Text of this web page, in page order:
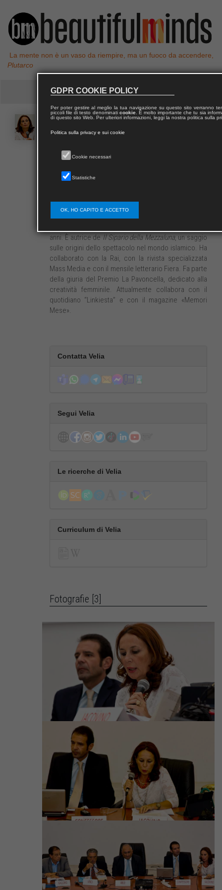
La mente non è un vaso da riempire, ma un fuoco da accendere,
Plutarco
VeliaIACOVINO
Giornalista professionista, è stata condirettore
per 26 anni in vari settori: prima al servizio Esteri, poi
e Cronache. Dal 2009 al 2011 vicedirettore. È
appassionata di Medioriente, dove è stata molte volte
anni. È autrice deIl Sipario della Mezzaluna, un saggio
sulle origini dello spettacolo nel mondo islamico. Ha
collaborato con la Rai, con la rivista specializzata
Mass Media e con il mensile letterario Fiera. Fa parte
della giuria del Premio La Pavoncella, dedicato alla
creatività femminile. Attualmente collabora con il
quotidiano “Linkiesta” e con il magazine «Memori
Mese».
Contatta Velia
Segui Velia
Le ricerche di Velia
Curriculum di Velia
Fotografie [3]
GDPR COOKIE POLICY
Per poter gestire al meglio la tua navigazione su questo sito verranno
piccoli file di testo denominati cookie. È molto importante che tu sia
di questo sito Web. Per ulteriori informazioni, leggi la nostra politica sulla
Politica sulla privacy e sui cookie
Cookie necessari
Statistiche
OK, HO CAPITO E ACCETTO